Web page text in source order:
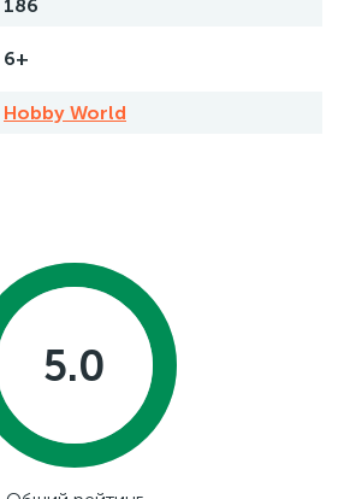
186
6+
Hobby World
5.0